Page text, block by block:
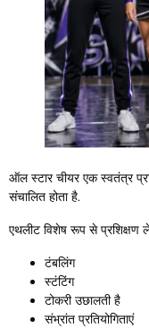
ऑल स्टार चीयर एक स्वतंत्र
संचालित होता है.
एथलीट विशेष रूप से प्रशिक्षण
टंबलिंग
स्टंटिंग
टोकरी उछालती है
संभ्रांत प्रतियोगिताएं